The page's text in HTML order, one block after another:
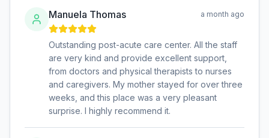
Manuela Thomas a month ago
Outstanding post-acute care center. All the staff
are very kind and provide excellent support,
from doctors and physical therapists to nurses
and caregivers. My mother stayed for over three
weeks, and this place was a very pleasant
surprise. I highly recommend it.